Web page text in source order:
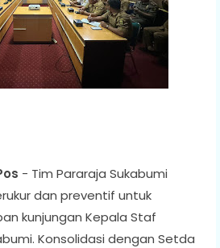
- Tim Pararaja Sukabumi
dan preventif untuk
kunjungan Kepala Staf
Konsolidasi dengan Setda